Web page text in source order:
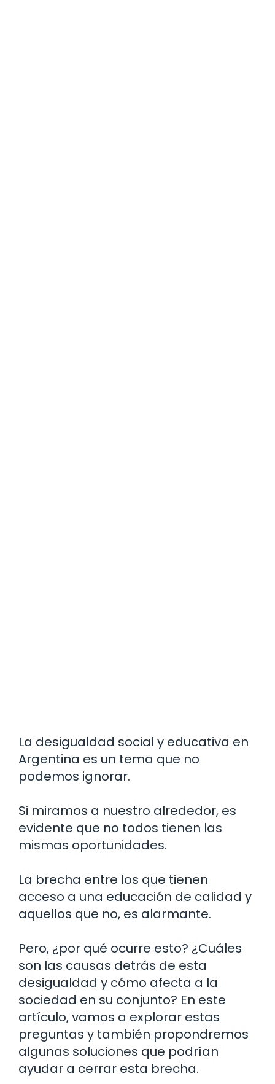
La desigualdad social y educativa en
Argentina es un tema que no
podemos ignorar.
Si miramos a nuestro alrededor, es
evidente que no todos tienen las
mismas oportunidades.
La brecha entre los que tienen
acceso a una educación de calidad y
aquellos que no, es alarmante.
Pero, ¿por qué ocurre esto? ¿Cuáles
son las causas detrás de esta
desigualdad y cómo afecta a la
sociedad en su conjunto? En este
artículo, vamos a explorar estas
preguntas y también propondremos
algunas soluciones que podrían
ayudar a cerrar esta brecha.